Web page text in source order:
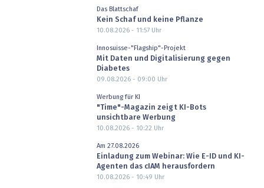
Das Blattschaf
Kein Schaf und keine Pflanze
10.08.2026 - 11:57Uhr
Innosuisse-"Flagship"-Projekt
Mit Daten und Digitalisierung gegen
Diabetes
09.08.2026 - 09:00 Uhr
Werbung für KI
"Time"-Magazin zeigt KI-Bots
unsichtbare Werbung
10.08.2026 - 10:22 Uhr
Am 27.08.2026
Einladung zum Webinar: Wie E-ID und KI-
Agenten das cIAM herausfordern
10.08.2026 - 10:49 Uhr